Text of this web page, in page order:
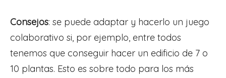
Consejos: se puede adaptar y hacerlo un juego
colaborativo si, por ejemplo, entre todos
tenemos que conseguir hacer un edificio de 7 o
10 plantas. Esto es sobre todo para los más